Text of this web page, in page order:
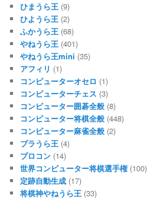
ひまうら王 (9)
ひようら王 (2)
ふかうら王 (68)
やねうら王 (401)
やねうら王mini (35)
アフィリ (1)
コンピューターオセロ (1)
コンピューターチェス (3)
コンピューター囲碁全般 (8)
コンピューター将棋全般 (448)
コンピューター麻雀全般 (2)
ブラうら王 (4)
プロコン (14)
世界コンピューター将棋選手権(100)
定跡自動生成 (17)
将棋神やねうら王 (33)